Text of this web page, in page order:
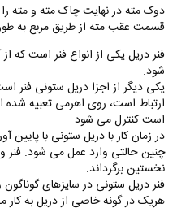
دوک مته در نهایت چاک مته و مته
قسمت عقب مته از طریق مربع به
فنر دریل یکی از انواع فنر است که
شود.
یکی دیگر از اجزا دریل ستونی فنر
ارتباط است، روی اهرمی تعبیه
است کنترل می شود.
در زمان کار با دریل ستونی با پایین
چنین حالتی وارد عمل می شود. فنر
نخستین برگرداند.
فنر دریل ستونی در سایزهای
هریک در گونه خاصی از دریل به کار